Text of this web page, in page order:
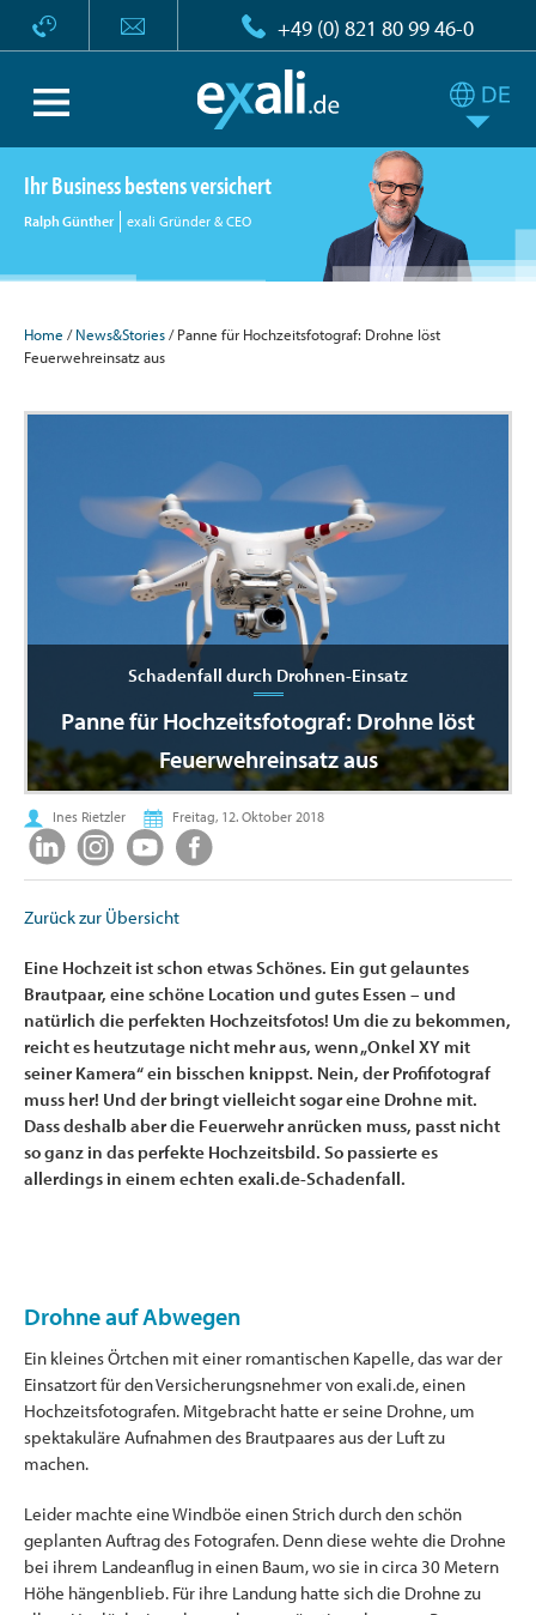
+49 (0) 821 80 99 46-0
Ihr Business bestens versichert
Ralph Günther exali Gründer & CEO
Home /News&Stories/ Panne für Hochzeitsfotograf: Drohne löst
Feuerwehreinsatz aus
Schadenfall durch Drohnen-Einsatz
Panne für Hochzeitsfotograf: Drohne löst
Feuerwehreinsatz aus
Ines Rietzler Freitag, 12. Oktober 2018
Zurück zur Übersicht
Eine Hochzeit ist schon etwas Schönes. Ein gut gelauntes
Brautpaar, eine schöne Location und gutes Essen – und
natürlich die perfekten Hochzeitsfotos! Um die zu bekommen,
reicht es heutzutage nicht mehr aus, wenn „Onkel XY mit
seiner Kamera“ ein bisschen knippst. Nein, der Profifotograf
muss her! Und der bringt vielleicht sogar eine Drohne mit.
Dass deshalb aber die Feuerwehr anrücken muss, passt nicht
so ganz in das perfekte Hochzeitsbild. So passierte es
allerdings in einem echten exali.de-Schadenfall.
Drohne auf Abwegen
Ein kleines Örtchen mit einer romantischen Kapelle, das war der
Einsatzort für den Versicherungsnehmer von exali.de, einen
Hochzeitsfotografen. Mitgebracht hatte er seine Drohne, um
spektakuläre Aufnahmen des Brautpaares aus der Luft zu
machen.
Leider machte eine Windböe einen Strich durch den schön
geplanten Auftrag des Fotografen. Denn diese wehte die Drohne
bei ihrem Landeanflug in einen Baum, wo sie in circa 30 Metern
Höhe hängenblieb. Für ihre Landung hatte sich die Drohne zu